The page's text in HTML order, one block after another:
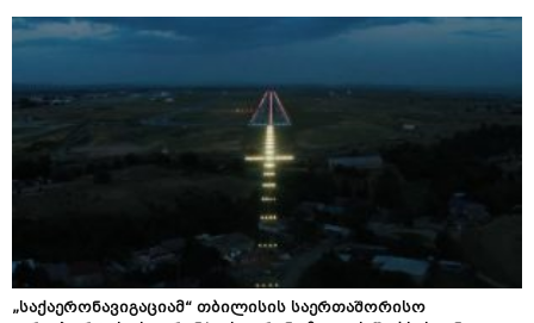
„საქაერონავიგაციამ“ თბილისის საერთაშორისო